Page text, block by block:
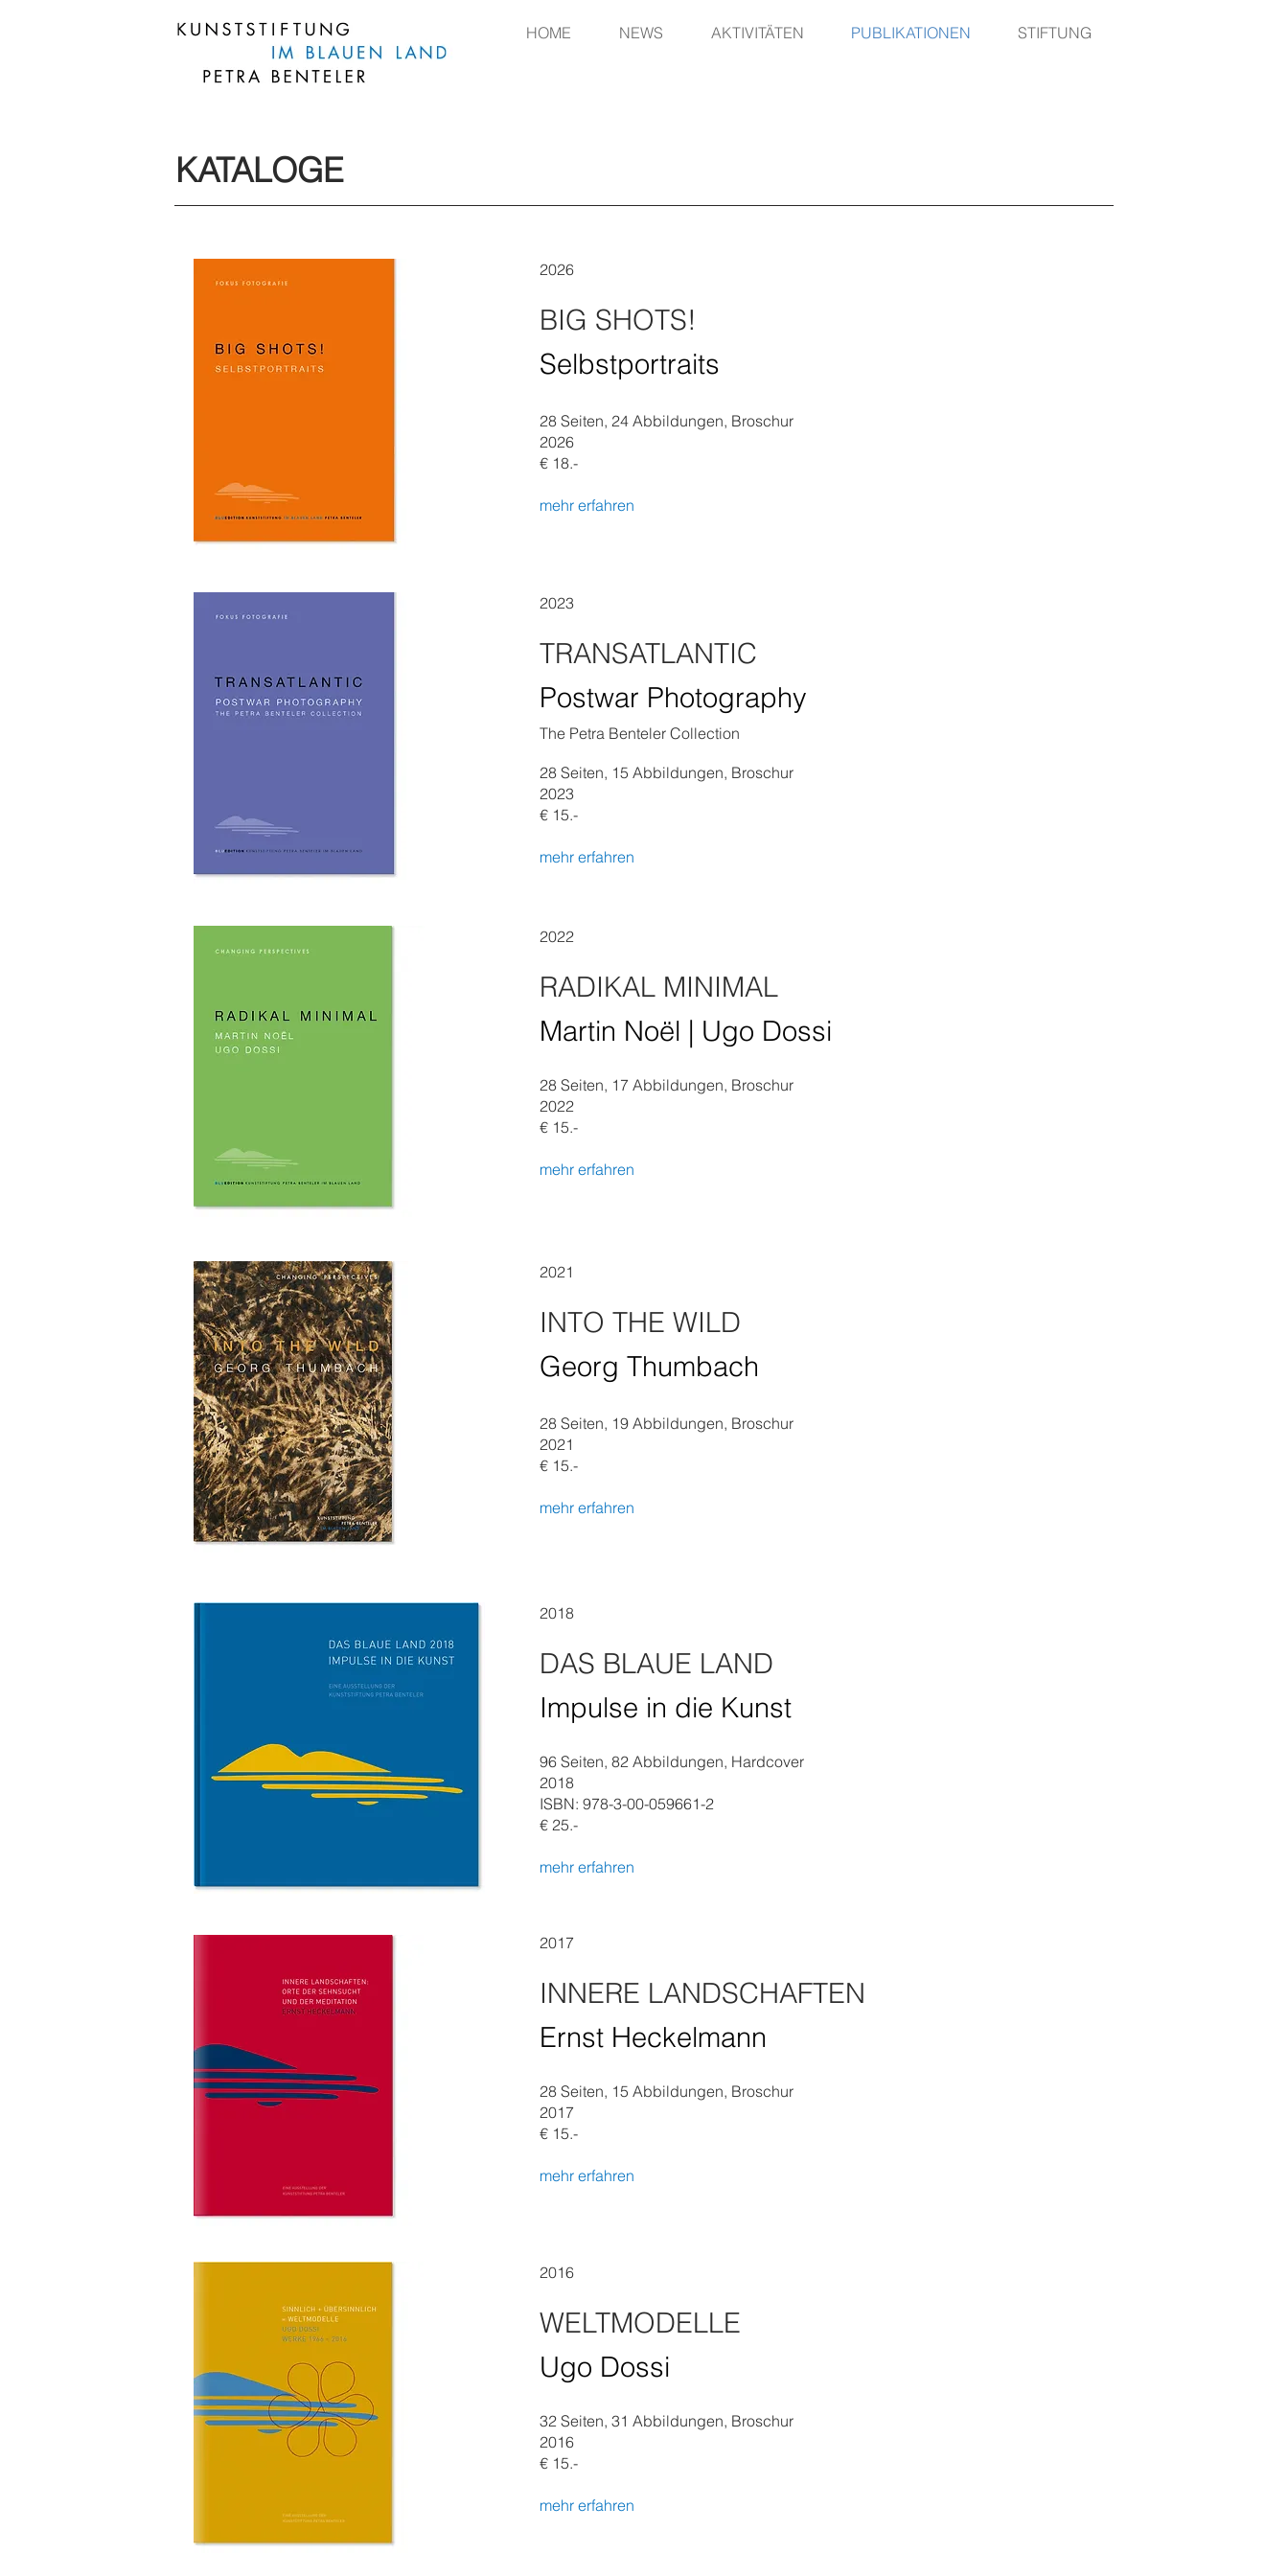
HOME NEWS AKTIVITÄTEN PUBLIKATIONEN STIFTUNG
KATALOGE
2026
BIG SHOTS!
Selbstportraits
28 Seiten, 24 Abbildungen, Broschur
2026
€ 18.-
mehr erfahren
2023
TRANSATLANTIC
Postwar Photography
The Petra Benteler Collection
28 Seiten, 15 Abbildungen, Broschur
2023
€ 15.-
mehr erfahren
2022
RADIKAL MINIMAL
Martin Noël | Ugo Dossi
28 Seiten, 17 Abbildungen, Broschur
2022
€ 15.-
mehr erfahren
2021
INTO THE WILD
Georg Thumbach
28 Seiten, 19 Abbildungen, Broschur
2021
€ 15.-
mehr erfahren
2018
DAS BLAUE LAND
Impulse in die Kunst
96 Seiten, 82 Abbildungen, Hardcover
2018
ISBN: 978-3-00-059661-2
€ 25.-
mehr erfahren
2017
INNERE LANDSCHAFTEN
Ernst Heckelmann
28 Seiten, 15 Abbildungen, Broschur
2017
€ 15.-
mehr erfahren
2016
WELTMODELLE
Ugo Dossi
32 Seiten, 31 Abbildungen, Broschur
2016
€ 15.-
mehr erfahren